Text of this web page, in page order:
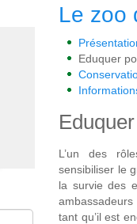
Le zoo
Eduquer
L’un des
sensibiliser le
la survie des
tant qu’il est